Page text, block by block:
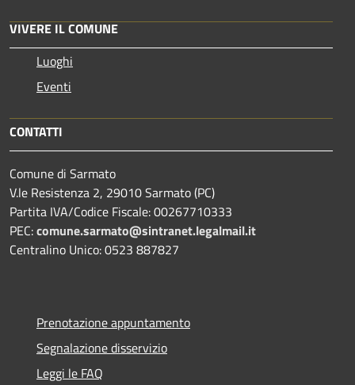
VIVERE IL COMUNE
Luoghi
Eventi
CONTATTI
Comune di Sarmato
V.le Resistenza 2, 29010 Sarmato (PC)
Partita IVA/Codice Fiscale: 00267710333
PEC:comune.sarmato@sintranet.legalmail.it
Centralino Unico: 0523 887827
Prenotazione appuntamento
Segnalazione disservizio
Leggi le FAQ